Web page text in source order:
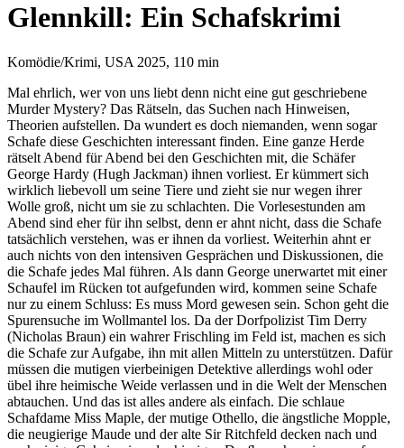
Glennkill: Ein Schafskrimi
Komödie/Krimi, USA 2025, 110 min
Mal ehrlich, wer von uns liebt denn nicht eine gut geschriebene
Murder Mystery? Das Rätseln, das Suchen nach Hinweisen,
Theorien aufstellen. Da wundert es doch niemanden, wenn sogar
Schafe diese Geschichten interessant finden. Eine ganze Herde
rätselt Abend für Abend bei den Geschichten mit, die Schäfer
George Hardy (Hugh Jackman) ihnen vorliest. Er kümmert sich
wirklich liebevoll um seine Tiere und zieht sie nur wegen ihrer
Wolle groß, nicht um sie zu schlachten. Die Vorlesestunden am
Abend sind eher für ihn selbst, denn er ahnt nicht, dass die Schafe
tatsächlich verstehen, was er ihnen da vorliest. Weiterhin ahnt er
auch nichts von den intensiven Gesprächen und Diskussionen, die
die Schafe jedes Mal führen. Als dann George unerwartet mit einer
Schaufel im Rücken tot aufgefunden wird, kommen seine Schafe
nur zu einem Schluss: Es muss Mord gewesen sein. Schon geht die
Spurensuche im Wollmantel los. Da der Dorfpolizist Tim Derry
(Nicholas Braun) ein wahrer Frischling im Feld ist, machen es sich
die Schafe zur Aufgabe, ihn mit allen Mitteln zu unterstützen. Dafür
müssen die mutigen vierbeinigen Detektive allerdings wohl oder
übel ihre heimische Weide verlassen und in die Welt der Menschen
abtauchen. Und das ist alles andere als einfach. Die schlaue
Schafdame Miss Maple, der mutige Othello, die ängstliche Mopple,
die neugierige Maude und der alte Sir Ritchfeld decken nach und